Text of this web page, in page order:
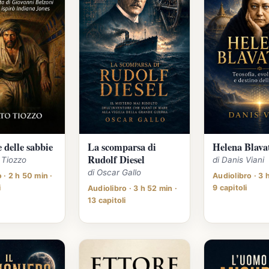
sabbie
2 h 50 min ·
La scomparsa di
Rudolf Diesel
di Oscar Gallo
Audiolibro · 3 h 52 min ·
13 capitoli
Helena
di Danis Viani
Audiolibro · 3
9 capitoli